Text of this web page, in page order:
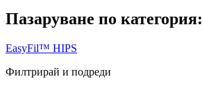
Пазаруване по категория:
EasyFil™ HIPS
Филтрирай и подреди